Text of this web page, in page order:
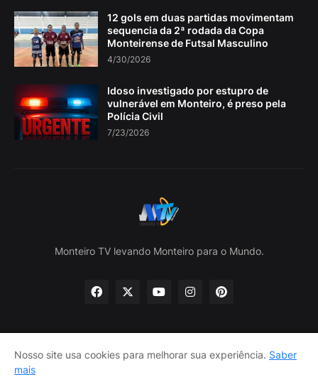
12 gols em duas partidas movimentam
sequencia da 2ª rodada da Copa
Monteirense de Futsal Masculino
4/30/2026
Idoso investigado por estupro de
vulnerável em Monteiro, é preso pela
Polícia Civil
7/23/2026
Monteiro TV levando Monteiro para o Mundo.
Home Sobre nós
política de Privacidade
Nosso site usa cookies para melhorar sua experiência. Saber
mais